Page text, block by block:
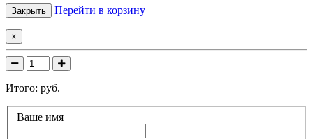
Закрыть Перейти в корзину
×
Итого: руб.
Ваше имя